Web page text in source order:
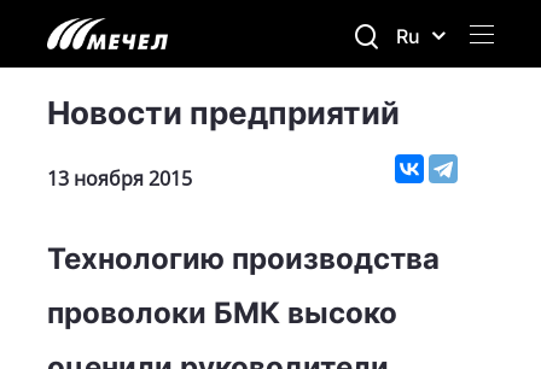
Ru
Новости предприятий
13 ноября 2015
Технологию производства
проволоки БМК высоко